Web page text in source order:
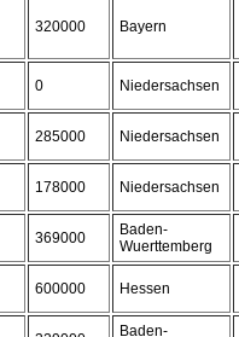
320000 Bayern
0 Niedersachsen
285000 Niedersachsen
178000 Niedersachsen
369000
Baden-
Wuerttemberg
600000 Hessen
Baden-